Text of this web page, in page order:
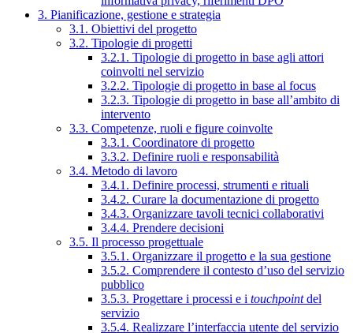
3. Pianificazione, gestione e strategia
3.1. Obiettivi del progetto
3.2. Tipologie di progetti
3.2.1. Tipologie di progetto in base agli attori
coinvolti nel servizio
3.2.2. Tipologie di progetto in base al focus
3.2.3. Tipologie di progetto in base all’ambito di
intervento
3.3. Competenze, ruoli e figure coinvolte
3.3.1. Coordinatore di progetto
3.3.2. Definire ruoli e responsabilità
3.4. Metodo di lavoro
3.4.1. Definire processi, strumenti e rituali
3.4.2. Curare la documentazione di progetto
3.4.3. Organizzare tavoli tecnici collaborativi
3.4.4. Prendere decisioni
3.5. Il processo progettuale
3.5.1. Organizzare il progetto e la sua gestione
3.5.2. Comprendere il contesto d’uso del servizio
pubblico
3.5.3. Progettare i processi e i touchpointdel
servizio
3.5.4. Realizzare l’interfaccia utente del servizio